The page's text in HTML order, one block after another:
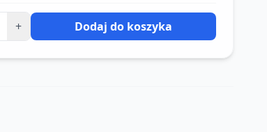
+ Dodaj do koszyka